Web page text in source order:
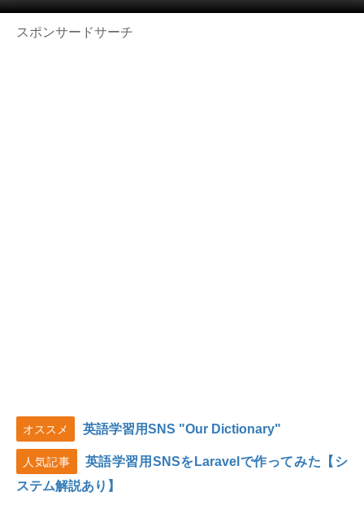
スポンサードサーチ
オススメ 英語学習用SNS "Our Dictionary"
人気記事
英語学習用SNSをLaravelで作ってみた【シ
ステム解説あり】